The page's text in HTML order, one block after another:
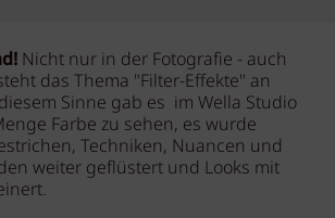
Nicht nur in der Fotografie - auch
das Thema "Filter-Effekte" an
Sinne gab es im Wella Studio
Farbe zu sehen, es wurde
Techniken, Nuancen und
weiter geflüstert und Looks mit